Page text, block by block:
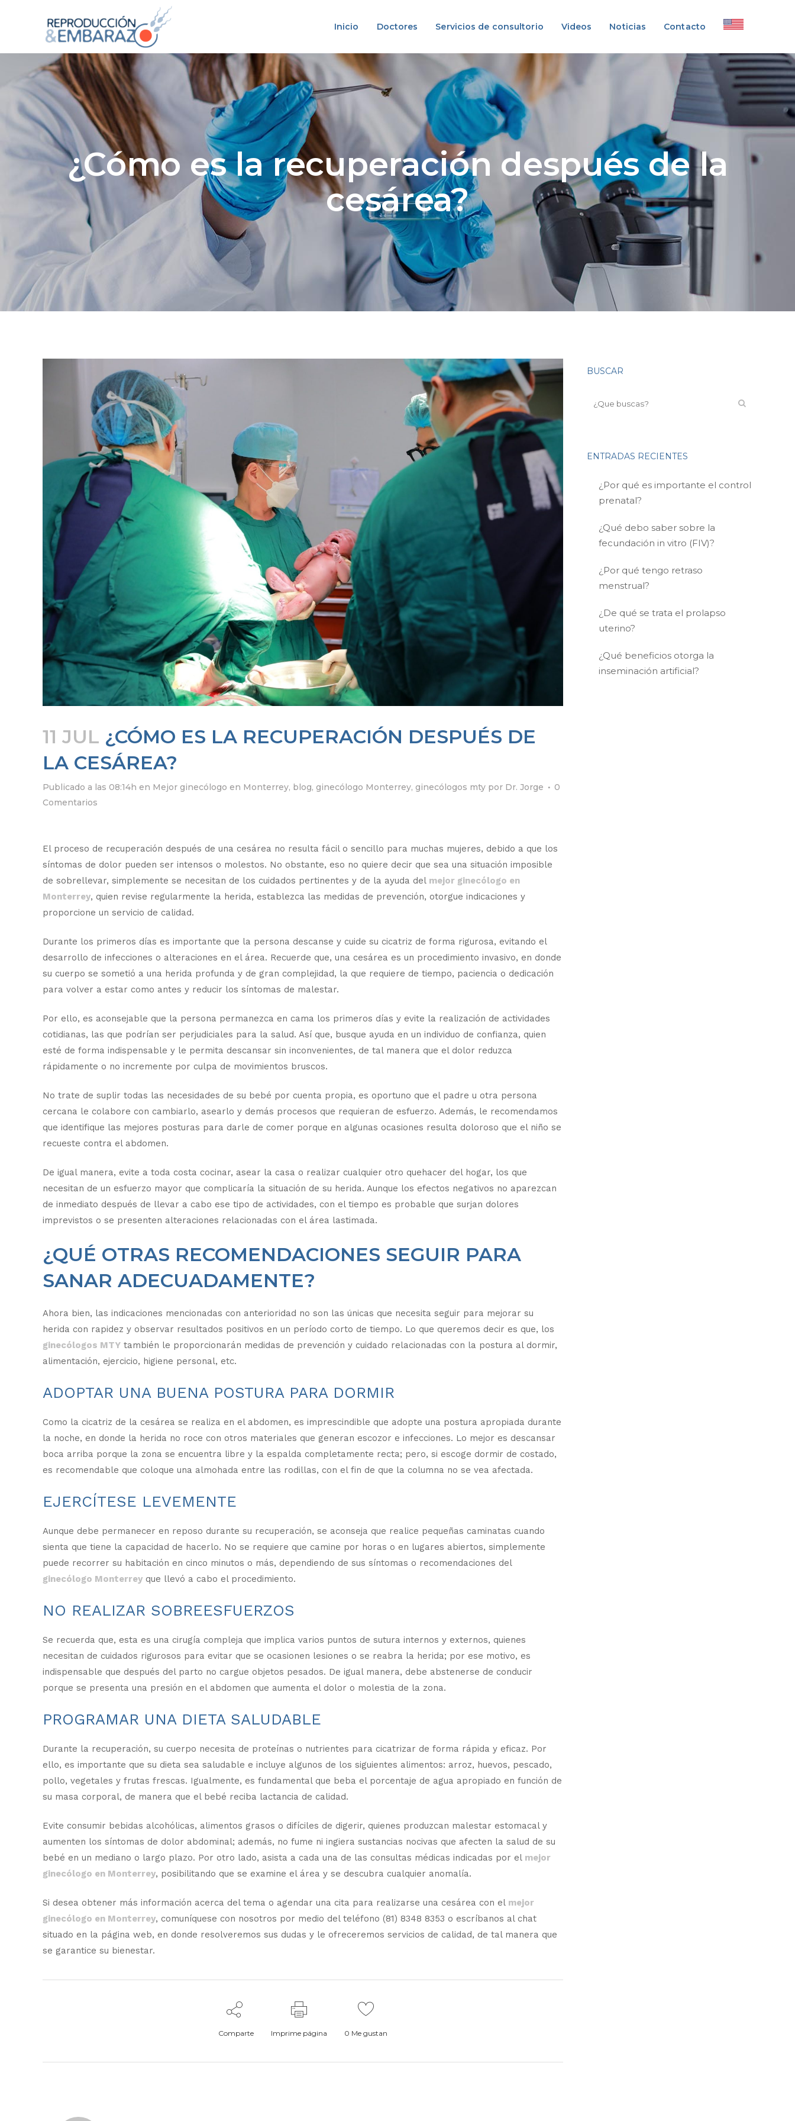
Inicio Doctores Servicios de consultorio Videos Noticias Contacto
¿Cómo es la recuperación después de la
cesárea?
11 JUL ¿CÓMO ES LA RECUPERACIÓN DESPUÉS DE
LA CESÁREA?
Publicado a las 08:14h en Mejor ginecólogo en Monterrey, blog, ginecólogo Monterrey, ginecólogos mty por Dr. Jorge
0
Comentarios
El proceso de recuperación después de una cesárea no resulta fácil o sencillo para muchas mujeres, debido a que los
síntomas de dolor pueden ser intensos o molestos. No obstante, eso no quiere decir que sea una situación imposible
de sobrellevar, simplemente se necesitan de los cuidados pertinentes y de la ayuda del mejor ginecólogo en
Monterrey, quien revise regularmente la herida, establezca las medidas de prevención, otorgue indicaciones y
proporcione un servicio de calidad.
Durante los primeros días es importante que la persona descanse y cuide su cicatriz de forma rigurosa, evitando el
desarrollo de infecciones o alteraciones en el área. Recuerde que, una cesárea es un procedimiento invasivo, en donde
su cuerpo se sometió a una herida profunda y de gran complejidad, la que requiere de tiempo, paciencia o dedicación
para volver a estar como antes y reducir los síntomas de malestar.
Por ello, es aconsejable que la persona permanezca en cama los primeros días y evite la realización de actividades
cotidianas, las que podrían ser perjudiciales para la salud. Así que, busque ayuda en un individuo de confianza, quien
esté de forma indispensable y le permita descansar sin inconvenientes, de tal manera que el dolor reduzca
rápidamente o no incremente por culpa de movimientos bruscos.
No trate de suplir todas las necesidades de su bebé por cuenta propia, es oportuno que el padre u otra persona
cercana le colabore con cambiarlo, asearlo y demás procesos que requieran de esfuerzo. Además, le recomendamos
que identifique las mejores posturas para darle de comer porque en algunas ocasiones resulta doloroso que el niño se
recueste contra el abdomen.
De igual manera, evite a toda costa cocinar, asear la casa o realizar cualquier otro quehacer del hogar, los que
necesitan de un esfuerzo mayor que complicaría la situación de su herida. Aunque los efectos negativos no aparezcan
de inmediato después de llevar a cabo ese tipo de actividades, con el tiempo es probable que surjan dolores
imprevistos o se presenten alteraciones relacionadas con el área lastimada.
¿QUÉ OTRAS RECOMENDACIONES SEGUIR PARA
SANAR ADECUADAMENTE?
Ahora bien, las indicaciones mencionadas con anterioridad no son las únicas que necesita seguir para mejorar su
herida con rapidez y observar resultados positivos en un período corto de tiempo. Lo que queremos decir es que, los
ginecólogos MTY también le proporcionarán medidas de prevención y cuidado relacionadas con la postura al dormir,
alimentación, ejercicio, higiene personal, etc.
ADOPTAR UNA BUENA POSTURA PARA DORMIR
Como la cicatriz de la cesárea se realiza en el abdomen, es imprescindible que adopte una postura apropiada durante
la noche, en donde la herida no roce con otros materiales que generan escozor e infecciones. Lo mejor es descansar
boca arriba porque la zona se encuentra libre y la espalda completamente recta; pero, si escoge dormir de costado,
es recomendable que coloque una almohada entre las rodillas, con el fin de que la columna no se vea afectada.
EJERCÍTESE LEVEMENTE
Aunque debe permanecer en reposo durante su recuperación, se aconseja que realice pequeñas caminatas cuando
sienta que tiene la capacidad de hacerlo. No se requiere que camine por horas o en lugares abiertos, simplemente
puede recorrer su habitación en cinco minutos o más, dependiendo de sus síntomas o recomendaciones del
ginecólogo Monterrey que llevó a cabo el procedimiento.
NO REALIZAR SOBREESFUERZOS
Se recuerda que, esta es una cirugía compleja que implica varios puntos de sutura internos y externos, quienes
necesitan de cuidados rigurosos para evitar que se ocasionen lesiones o se reabra la herida; por ese motivo, es
indispensable que después del parto no cargue objetos pesados. De igual manera, debe abstenerse de conducir
porque se presenta una presión en el abdomen que aumenta el dolor o molestia de la zona.
PROGRAMAR UNA DIETA SALUDABLE
Durante la recuperación, su cuerpo necesita de proteínas o nutrientes para cicatrizar de forma rápida y eficaz. Por
ello, es importante que su dieta sea saludable e incluye algunos de los siguientes alimentos: arroz, huevos, pescado,
pollo, vegetales y frutas frescas. Igualmente, es fundamental que beba el porcentaje de agua apropiado en función de
su masa corporal, de manera que el bebé reciba lactancia de calidad.
Evite consumir bebidas alcohólicas, alimentos grasos o difíciles de digerir, quienes produzcan malestar estomacal y
aumenten los síntomas de dolor abdominal; además, no fume ni ingiera sustancias nocivas que afecten la salud de su
bebé en un mediano o largo plazo. Por otro lado, asista a cada una de las consultas médicas indicadas por el mejor
ginecólogo en Monterrey, posibilitando que se examine el área y se descubra cualquier anomalía.
Si desea obtener más información acerca del tema o agendar una cita para realizarse una cesárea con el mejor
ginecólogo en Monterrey, comuníquese con nosotros por medio del teléfono (81) 8348 8353 o escríbanos al chat
situado en la página web, en donde resolveremos sus dudas y le ofreceremos servicios de calidad, de tal manera que
se garantice su bienestar.
Comparte Imprime página 0 Me gustan
BUSCAR
ENTRADAS RECIENTES
¿Por qué es importante el control
prenatal?
¿Qué debo saber sobre la
fecundación in vitro (FIV)?
¿Por qué tengo retraso
menstrual?
¿De qué se trata el prolapso
uterino?
¿Qué beneficios otorga la
inseminación artificial?